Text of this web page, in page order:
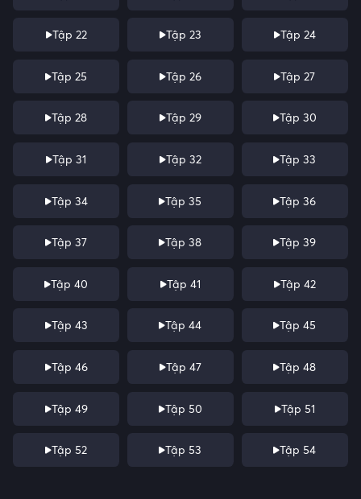
Tập 22 Tập 23 Tập 24
Tập 25 Tập 26 Tập 27
Tập 28 Tập 29 Tập 30
Tập 31 Tập 32 Tập 33
Tập 34 Tập 35 Tập 36
Tập 37 Tập 38 Tập 39
Tập 40 Tập 41 Tập 42
Tập 43 Tập 44 Tập 45
Tập 46 Tập 47 Tập 48
Tập 49 Tập 50 Tập 51
Tập 52 Tập 53 Tập 54